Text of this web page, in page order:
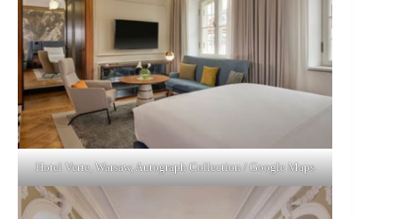
Hotel Verte, Warsaw, Autograph Collection / Google Maps